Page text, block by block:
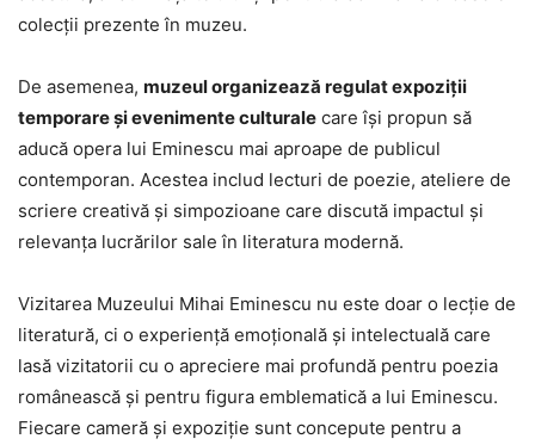
colecţii prezente în muzeu.
De asemenea, muzeul organizează regulat expoziții
temporare și evenimente culturale care își propun să
aducă opera lui Eminescu mai aproape de publicul
contemporan. Acestea includ lecturi de poezie, ateliere de
scriere creativă și simpozioane care discută impactul și
relevanța lucrărilor sale în literatura modernă.
Vizitarea Muzeului Mihai Eminescu nu este doar o lecție de
literatură, ci o experiență emoțională și intelectuală care
lasă vizitatorii cu o apreciere mai profundă pentru poezia
românească și pentru figura emblematică a lui Eminescu.
Fiecare cameră și expoziție sunt concepute pentru a